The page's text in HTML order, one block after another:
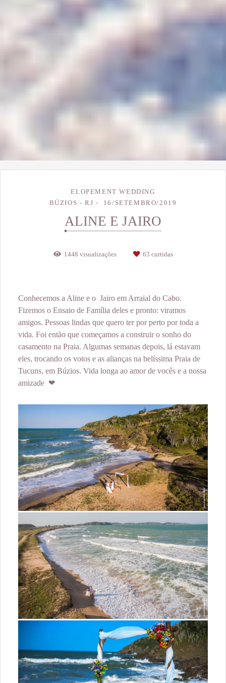
ELOPEMENT WEDDING
BÚZIOS - RJ
16/SETEMBRO/2019
ALINE E JAIRO
1448 visualizações 63 curtidas
Conhecemos a Aline e o Jairo em Arraial do Cabo.
Fizemos o Ensaio de Família deles e pronto: viramos
amigos. Pessoas lindas que quero ter por perto por toda a
vida. Foi então que começamos a construir o sonho do
casamento na Praia. Algumas semanas depois, lá estavam
eles, trocando os votos e as alianças na belíssima Praia de
Tucuns, em Búzios. Vida longa ao amor de vocês e a nossa
amizade ❤